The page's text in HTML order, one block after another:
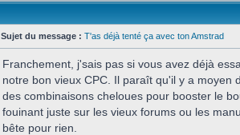
Sujet du message : T'as déjà tenté ça avec ton Amstrad
Franchement, j'sais pas si vous avez déjà
notre bon vieux CPC. Il paraît qu'il y a moyen
des combinaisons cheloues pour booster le
fouinant juste sur les vieux forums ou les
bête pour rien.